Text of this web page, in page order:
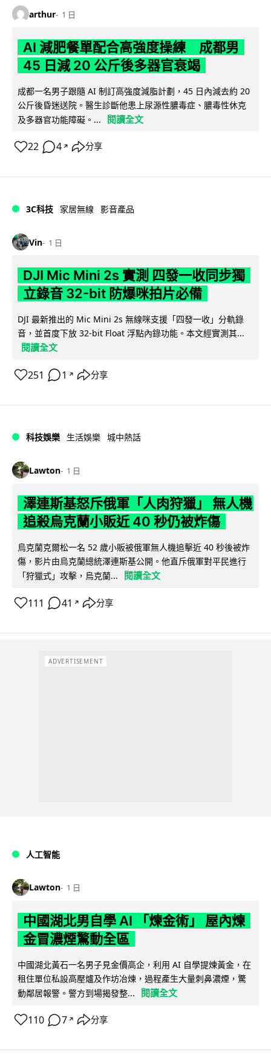
arthur 1 日
AI 減肥餐單配合高強度操練 成都男
45 日減 20 公斤後多器官衰竭
成都一名男子跟隨 AI 制訂高強度減脂計劃，45 日內減去約 20
公斤後昏迷送院。醫生診斷他患上尿源性膿毒症、膿毒性休克
及多器官功能障礙。...
閱讀全文
22 4 ↗ 分享
3C科技 家居無線 影音產品
Vin 1 日
DJI Mic Mini 2s 實測 四發一收同步獨
立錄音 32-bit 防爆咪拍片必備
DJI 最新推出的 Mic Mini 2s 無線咪支援「四發一收」分軌錄
音，並首度下放 32-bit Float 浮點內錄功能。本文經實測其...
閱讀全文
251 1 ↗ 分享
科技娛樂 生活娛樂 城中熱話
Lawton 1 日
澤連斯基怒斥俄軍「人肉狩獵」 無人機
追殺烏克蘭小販近 40 秒仍被炸傷
烏克蘭克爾松一名 52 歲小販被俄軍無人機追擊近 40 秒後被炸
傷，影片由烏克蘭總統澤連斯基公開。他直斥俄軍對平民進行
「狩獵式」攻擊，烏克蘭...
閱讀全文
111 41 ↗ 分享
ADVERTISEMENT
人工智能
Lawton 1 日
中國湖北男自學 AI 「煉金術」 屋內煉
金冒濃煙驚動全區
中國湖北黃石一名男子見金價高企，利用 AI 自學提煉黃金，在
租住單位私設高壓爐及作坊冶煉，過程產生大量刺鼻濃煙，驚
動鄰居報警。警方到場揭發整...
閱讀全文
110 7 ↗ 分享